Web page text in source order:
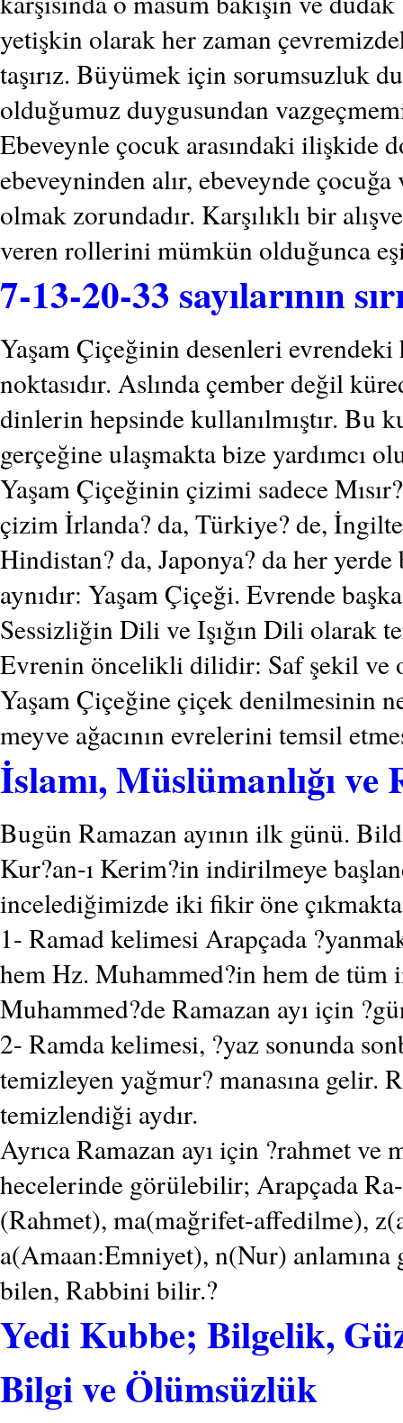
yetişkin olarak her zaman
taşırız. Büyümek için sorumsuzluk
olduğumuz duygusundan
Ebeveynle çocuk arasındaki ilişkide
ebeveyninden alır, ebeveynde
olmak zorundadır. Karşılıklı bir
veren rollerini mümkün olduğunca
7-13-20-33 sayılarının
Yaşam Çiçeğinin desenleri evrendeki
noktasıdır. Aslında çember değil
dinlerin hepsinde kullanılmıştır. Bu
gerçeğine ulaşmakta bize yardımcı
Yaşam Çiçeğinin çizimi sadece
çizim İrlanda? da, Türkiye? de,
Hindistan? da, Japonya? da her
aynıdır: Yaşam Çiçeği. Evrende
Sessizliğin Dili ve Işığın Dili olarak
Evrenin öncelikli dilidir: Saf şekil ve
Yaşam Çiçeğine çiçek denilmesinin
meyve ağacının evrelerini temsil
İslamı, Müslümanlığı
Bugün Ramazan ayının ilk günü.
Kur?an-ı Kerim?in indirilmeye
incelediğimizde iki fikir öne
1- Ramad kelimesi Arapçada
hem Hz. Muhammed?in hem de
Muhammed?de Ramazan ayı için
2- Ramda kelimesi, ?yaz sonunda
temizleyen yağmur? manasına gelir.
temizlendiği aydır.
Ayrıca Ramazan ayı için ?rahmet ve
hecelerinde görülebilir; Arapçada
(Rahmet), ma(mağrifet-affedilme),
a(Amaan:Emniyet), n(Nur)
bilen, Rabbini bilir.?
Yedi Kubbe; Bilgelik,
Bilgi ve Ölümsüzlük